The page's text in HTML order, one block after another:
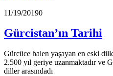
11/19/20190
Gürcistan’ın Tarihi
Gürcüce halen yaşayan en eski
2.500 yıl geriye uzanmaktadır ve
diller arasındadı